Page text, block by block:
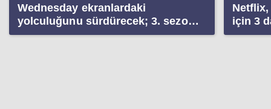
Wednesday ekranlardaki
yolculuğunu sürdürecek; 3. sezon
için beklenen açıklama geldi
için 3